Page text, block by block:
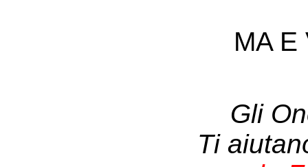
MA E
Gli
Ti